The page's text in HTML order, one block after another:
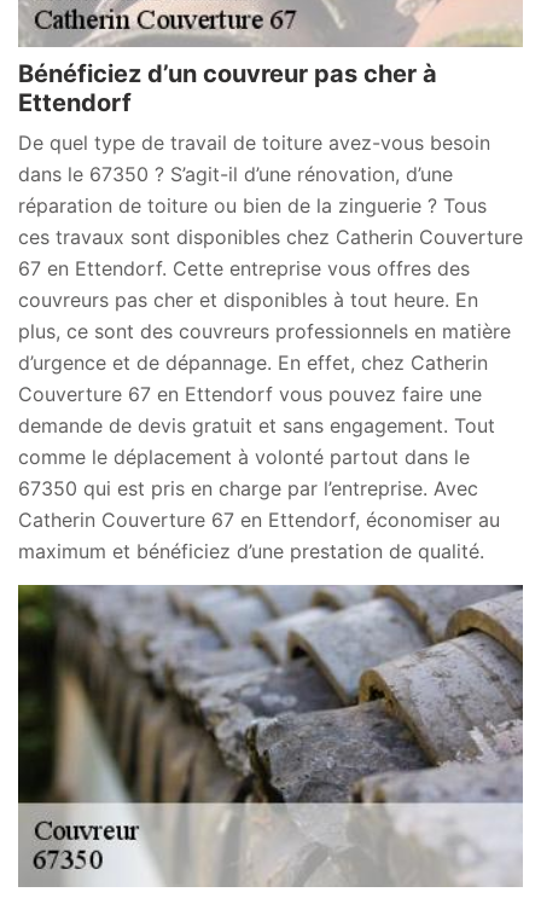
Bénéficiez d’un couvreur pas cher à
Ettendorf
De quel type de travail de toiture avez-vous besoin
dans le 67350 ? S’agit-il d’une rénovation, d’une
réparation de toiture ou bien de la zinguerie ? Tous
ces travaux sont disponibles chez Catherin Couverture
67 en Ettendorf. Cette entreprise vous offres des
couvreurs pas cher et disponibles à tout heure. En
plus, ce sont des couvreurs professionnels en matière
d’urgence et de dépannage. En effet, chez Catherin
Couverture 67 en Ettendorf vous pouvez faire une
demande de devis gratuit et sans engagement. Tout
comme le déplacement à volonté partout dans le
67350 qui est pris en charge par l’entreprise. Avec
Catherin Couverture 67 en Ettendorf, économiser au
maximum et bénéficiez d’une prestation de qualité.